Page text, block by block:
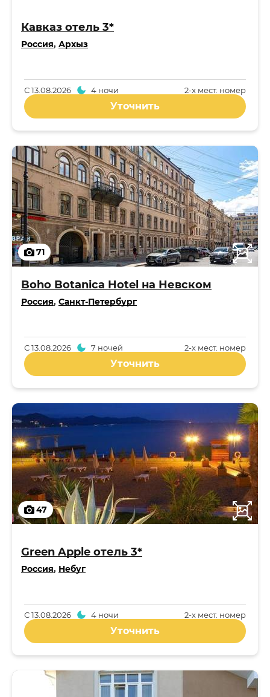
Кавказ отель 3*
Россия, Архыз
2-x мест. номер
С13.08.2026 4 ночи
Уточнить
71
Boho Botanica Hotel на Невском
Россия, Санкт-Петербург
2-x мест. номер
С13.08.2026 7 ночей
Уточнить
47
Green Apple отель 3*
Россия, Небуг
2-x мест. номер
С13.08.2026 4 ночи
Уточнить